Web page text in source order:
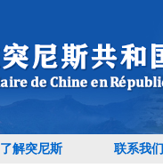
了解突尼斯 联系我们